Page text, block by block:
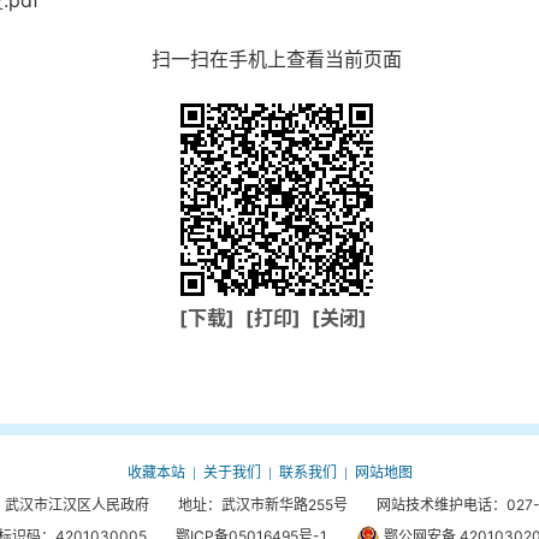
扫一扫在手机上查看当前页面
[下载] [打印] [关闭]
收藏本站 关于我们 联系我们
网站地图
武汉市江汉区人民政府 地址：武汉市新华路255号 网站技术维护电话：